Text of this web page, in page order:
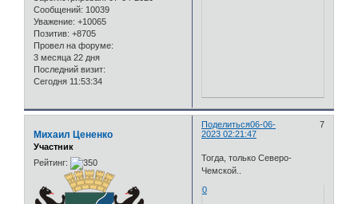
Сообщений: 10039
Уважение: +10065
Позитив: +8705
Провел на форуме:
3 месяца 22 дня
Последний визит:
Сегодня 11:53:34
Поделиться 7
06-06-
2023 02:21:47
Михаил Цененко
Участник
Рейтинг:
Тогда, только Северо-
Чемской..
0